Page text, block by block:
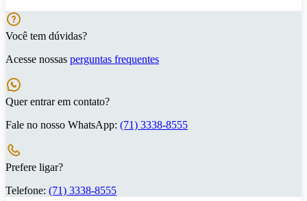
Você tem dúvidas?
Acesse nossas perguntas frequentes
Quer entrar em contato?
Fale no nosso WhatsApp: (71) 3338-8555
Prefere ligar?
Telefone: (71) 3338-8555